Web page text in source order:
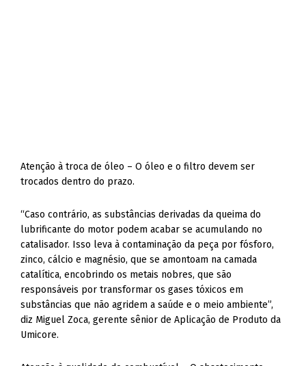
Atenção à troca de óleo – O óleo e o filtro devem ser
trocados dentro do prazo.
“Caso contrário, as substâncias derivadas da queima do
lubrificante do motor podem acabar se acumulando no
catalisador. Isso leva à contaminação da peça por fósforo,
zinco, cálcio e magnésio, que se amontoam na camada
catalítica, encobrindo os metais nobres, que são
responsáveis por transformar os gases tóxicos em
substâncias que não agridem a saúde e o meio ambiente”,
diz Miguel Zoca, gerente sênior de Aplicação de Produto da
Umicore.